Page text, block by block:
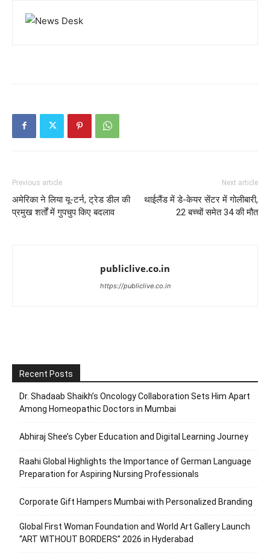
Previous article
अमेरिका ने लिया यू-टर्न, ट्रेड डील की
प्रमुख शर्तों में गुपचुप किए बदलाव
Next article
थाईलैंड में डे-केयर सेंटर में गोलीबारी,
22 बच्चों समेत 34 की मौत
publiclive.co.in
https://publiclive.co.in
Recent Posts
Dr. Shadaab Shaikh’s Oncology Collaboration Sets Him Apart
Among Homeopathic Doctors in Mumbai
Abhiraj Shee’s Cyber Education and Digital Learning Journey
Raahi Global Highlights the Importance of German Language
Preparation for Aspiring Nursing Professionals
Corporate Gift Hampers Mumbai with Personalized Branding
Global First Woman Foundation and World Art Gallery Launch
“ART WITHOUT BORDERS” 2026 in Hyderabad